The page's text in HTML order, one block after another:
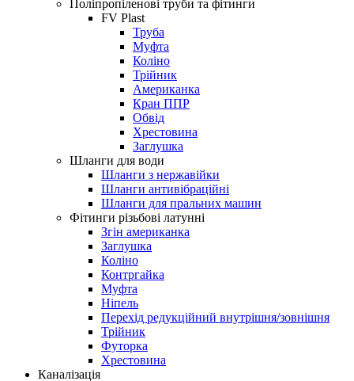
Поліпропіленові труби та фітинги
FV Plast
Труба
Муфта
Коліно
Трійник
Американка
Кран ППР
Обвід
Хрестовина
Заглушка
Шланги для води
Шланги з нержавійки
Шланги антивібраційні
Шланги для пральних машин
Фітинги різьбові латунні
Згін американка
Заглушка
Коліно
Контргайка
Муфта
Ніпель
Перехід редукційний внутрішня/зовнішня
Трійник
Футорка
Хрестовина
Каналізація